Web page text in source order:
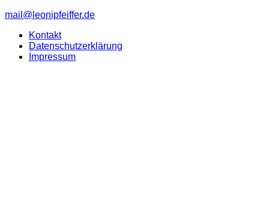
mail@leonipfeiffer.de
Kontakt
Datenschutzerklärung
Impressum